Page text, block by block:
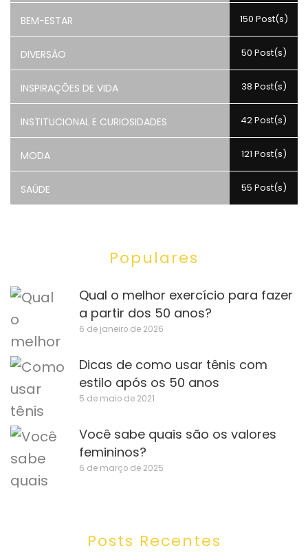
BEM-ESTAR 150 Post(s)
DIVERSÃO 50 Post(s)
INSPIRAÇÕES DE VIDA 38 Post(s)
INSTITUCIONAL E CURIOSIDADES 42 Post(s)
MODA 121 Post(s)
SAÚDE 55 Post(s)
Populares
Qual o melhor exercício para fazer
a partir dos 50 anos?
6 de janeiro de 2026
Dicas de como usar tênis com
estilo após os 50 anos
5 de maio de 2021
Você sabe quais são os valores
femininos?
6 de março de 2025
Posts Recentes